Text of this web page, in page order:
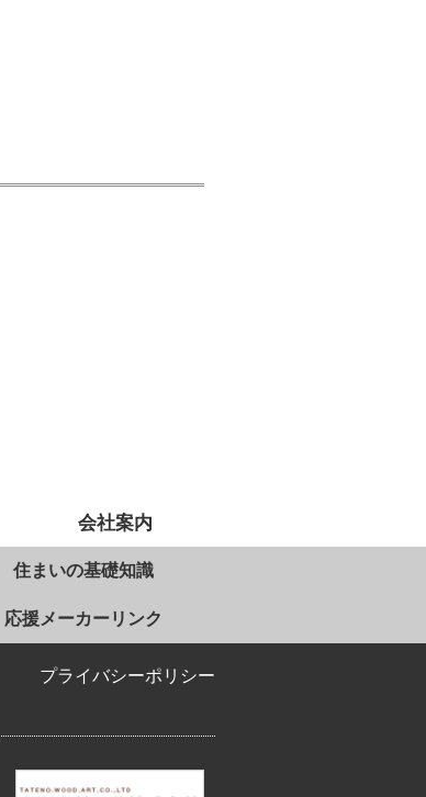
会社案内
住まいの基礎知識
応援メーカーリンク
プライバシーポリシー